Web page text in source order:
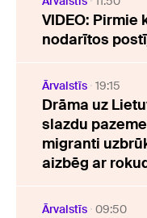
VIDEO: Pirmie
nodarītos
Ārvalstīs 19:15
Drāma uz
slazdu
migranti
aizbēg ar
Ārvalstīs 09:50